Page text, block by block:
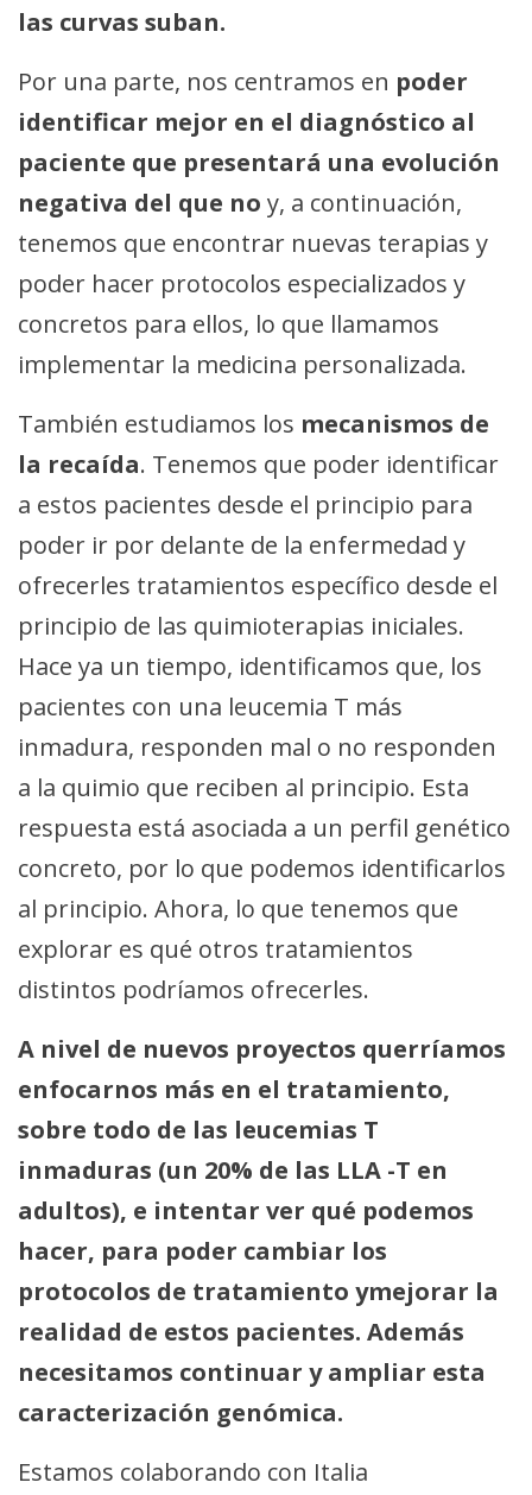
las curvas suban.
Por una parte, nos centramos en poder
identificar mejor en el diagnóstico al
paciente que presentará una evolución
negativa del que no y, a continuación,
tenemos que encontrar nuevas terapias y
poder hacer protocolos especializados y
concretos para ellos, lo que llamamos
implementar la medicina personalizada.
También estudiamos los mecanismos de
la recaída. Tenemos que poder identificar
a estos pacientes desde el principio para
poder ir por delante de la enfermedad y
ofrecerles tratamientos específico desde el
principio de las quimioterapias iniciales.
Hace ya un tiempo, identificamos que, los
pacientes con una leucemia T más
inmadura, responden mal o no responden
a la quimio que reciben al principio. Esta
respuesta está asociada a un perfil genético
concreto, por lo que podemos identificarlos
al principio. Ahora, lo que tenemos que
explorar es qué otros tratamientos
distintos podríamos ofrecerles.
A nivel de nuevos proyectos querríamos
enfocarnos más en el tratamiento,
sobre todo de las leucemias T
inmaduras (un 20% de las LLA -T en
adultos), e intentar ver qué podemos
hacer, para poder cambiar los
protocolos de tratamiento ymejorar la
realidad de estos pacientes. Además
necesitamos continuar y ampliar esta
caracterización genómica.
Estamos colaborando con Italia